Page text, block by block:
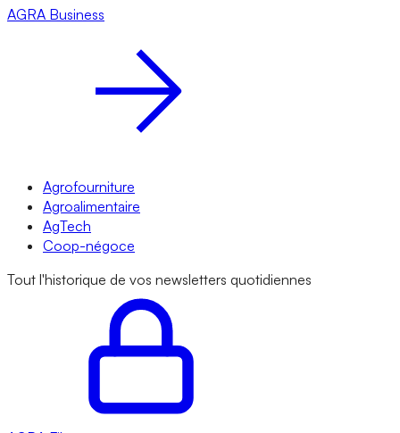
AGRA Business
Agrofourniture
Agroalimentaire
AgTech
Coop-négoce
Tout l'historique de vos newsletters quotidiennes